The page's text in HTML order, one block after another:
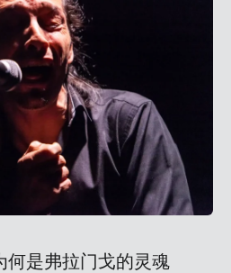
何是弗拉门戈的灵魂